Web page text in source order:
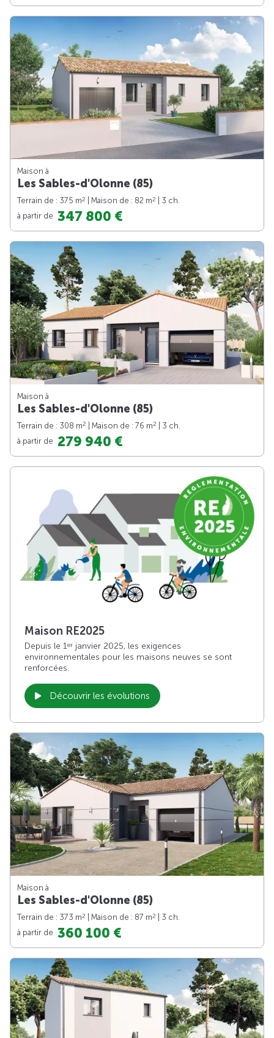
Maison à
Les Sables-d'Olonne (85)
Terrain de : 375 m2 | Maison de : 82 m2
| 3 ch.
à partir de 347 800 €
Maison à
Les Sables-d'Olonne (85)
Terrain de : 308 m2 | Maison de : 76 m2
| 3 ch.
à partir de 279 940 €
Maison RE2025
Depuis le 1er janvier 2025, les exigences
environnementales pour les maisons neuves se sont
renforcées.
Découvrir les évolutions
Maison à
Les Sables-d'Olonne (85)
Terrain de : 373 m2 | Maison de : 87 m2
| 3 ch.
à partir de 360 100 €